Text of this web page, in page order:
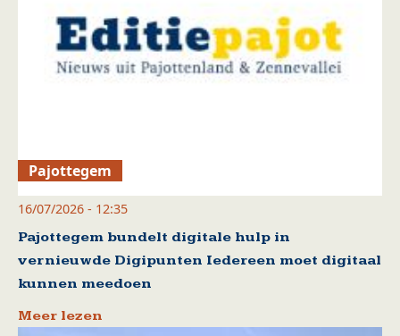
Pajottegem
16/07/2026 - 12:35
Pajottegem bundelt digitale hulp in
vernieuwde Digipunten Iedereen moet digitaal
kunnen meedoen
Meer lezen